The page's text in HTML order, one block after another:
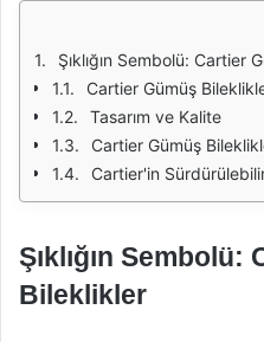
Şıklığın Sembolü: Cartier
Cartier Gümüş
Tasarım ve Kalite
Cartier Gümüş
Cartier'in
Şıklığın
Bileklikler